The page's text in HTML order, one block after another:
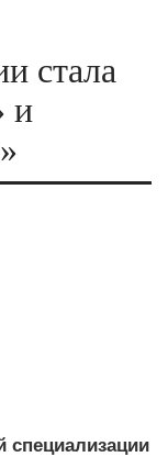
стала
и
специализации